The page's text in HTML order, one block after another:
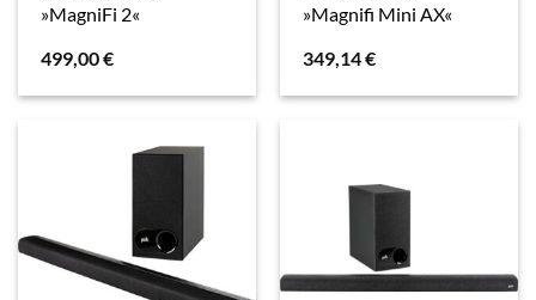
»MagniFi 2«
499,00€
»Magnifi Mini AX«
349,14€